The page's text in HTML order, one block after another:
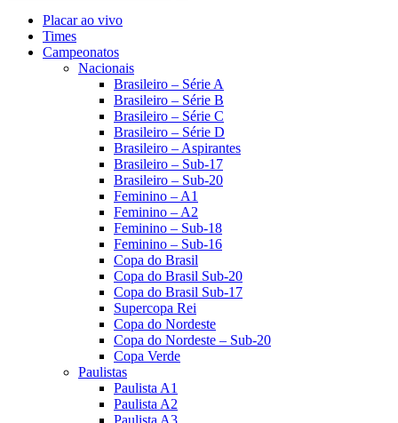
Placar ao vivo
Times
Campeonatos
Nacionais
Brasileiro – Série A
Brasileiro – Série B
Brasileiro – Série C
Brasileiro – Série D
Brasileiro – Aspirantes
Brasileiro – Sub-17
Brasileiro – Sub-20
Feminino – A1
Feminino – A2
Feminino – Sub-18
Feminino – Sub-16
Copa do Brasil
Copa do Brasil Sub-20
Copa do Brasil Sub-17
Supercopa Rei
Copa do Nordeste
Copa do Nordeste – Sub-20
Copa Verde
Paulistas
Paulista A1
Paulista A2
Paulista A3